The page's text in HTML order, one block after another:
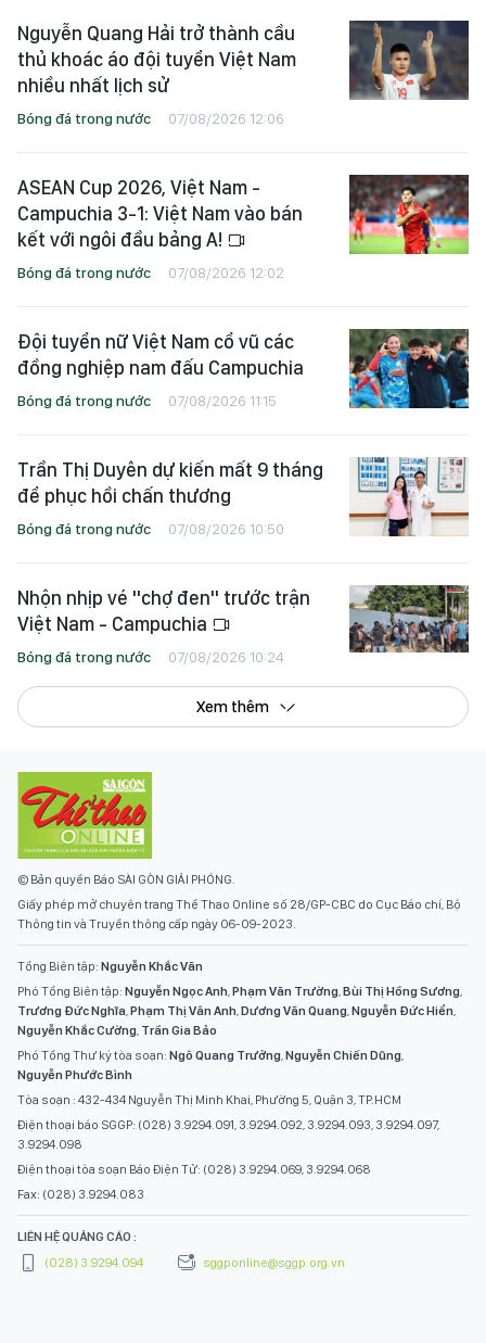
Nguyễn Quang Hải trở thành cầu
thủ khoác áo đội tuyển Việt Nam
nhiều nhất lịch sử
Bóng đá trong nước 07/08/2026 12:06
ASEAN Cup 2026, Việt Nam -
Campuchia 3-1: Việt Nam vào bán
kết với ngôi đầu bảng A!
Bóng đá trong nước 07/08/2026 12:02
Đội tuyển nữ Việt Nam cổ vũ các
đồng nghiệp nam đấu Campuchia
Bóng đá trong nước 07/08/2026 11:15
Trần Thị Duyên dự kiến mất 9 tháng
để phục hồi chấn thương
Bóng đá trong nước 07/08/2026 10:50
Nhộn nhịp vé "chợ đen" trước trận
Việt Nam - Campuchia
Bóng đá trong nước 07/08/2026 10:24
Xem thêm
© Bản quyền Báo SÀI GÒN GIẢI PHÓNG.
Giấy phép mở chuyên trang Thể Thao Online số 28/GP-CBC do Cục Báo chí, Bộ
Thông tin và Truyền thông cấp ngày 06-09-2023.
Tổng Biên tập: Nguyễn Khắc Văn
Phó Tổng Biên tập: Nguyễn Ngọc Anh,Phạm Văn Trường,Bùi Thị Hồng Sương,
Trương Đức Nghĩa,Phạm Thị Vân Anh,Dương Văn Quang,Nguyễn Đức Hiển,
Nguyễn Khắc Cường, Trần Gia Bảo
Phó Tổng Thư ký tòa soạn: Ngô Quang Trưởng,Nguyễn Chiến Dũng,
Nguyễn Phước Bình
Tòa soạn : 432-434 Nguyễn Thị Minh Khai, Phường 5, Quận 3, TP.HCM
Điện thoại báo SGGP: (028) 3.9294.091, 3.9294.092, 3.9294.093, 3.9294.097,
3.9294.098
Điện thoại tòa soạn Báo Điện Tử: (028) 3.9294.069, 3.9294.068
Fax: (028) 3.9294.083
LIÊN HỆ QUẢNG CÁO :
(028) 3.9294.094
sggponline@sggp.org.vn